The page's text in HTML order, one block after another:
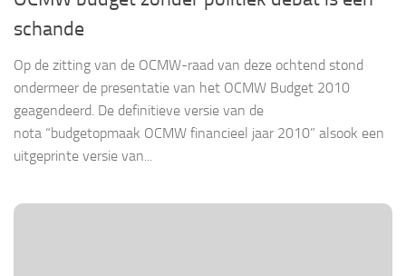
schande
Op de zitting van de OCMW-raad van deze ochtend stond
ondermeer de presentatie van het OCMW Budget 2010
geagendeerd. De definitieve versie van de
nota “budgetopmaak OCMW financieel jaar 2010” alsook een
uitgeprinte versie van...